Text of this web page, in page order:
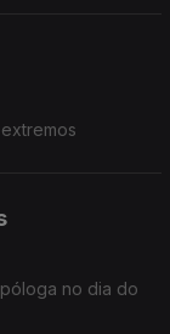
no dia do